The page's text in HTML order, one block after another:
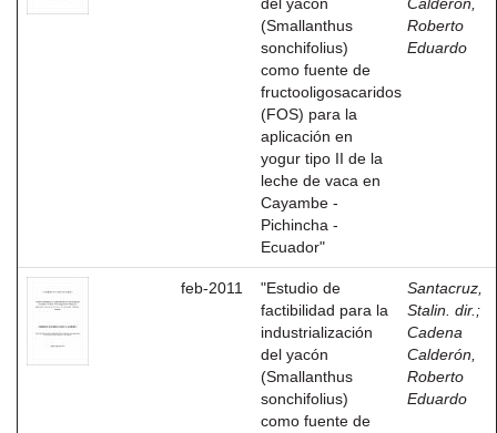
(Smallanthus
sonchifolius)
como fuente de
fructooligosacaridos
(FOS) para la
aplicación en
yogur tipo II de la
leche de vaca en
Cayambe -
Pichincha -
Ecuador"
Roberto
Eduardo
feb-2011
"Estudio de
factibilidad para la
industrialización
del yacón
(Smallanthus
sonchifolius)
como fuente de
Santacruz,
Stalin. dir. ;
Cadena
Calderón,
Roberto
Eduardo